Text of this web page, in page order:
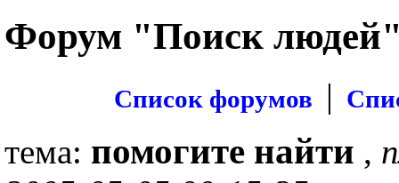
Форум "Поиск
Список форумов |
тема: помогите найти ,